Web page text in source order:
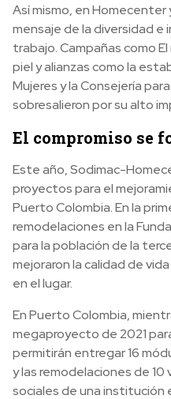
Así mismo, en
mensaje de la diversidad e
trabajo. Campañas como
piel y alianzas como la
Mujeres y la Consejería
sobresalieron por su alto
El compromiso se
Este año, Sodimac-
proyectos para el
Puerto Colombia. En la
remodelaciones en la
para la población de la
mejoraron la calidad de
en el lugar.
En Puerto Colombia,
megaproyecto de 2021
permitirán entregar 16
y las remodelaciones de 10
sociales de una institución